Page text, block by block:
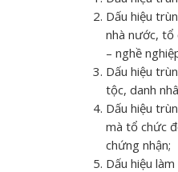
Dấu hiệu
nhà nước, tổ
– nghề
Dấu hiệu
tộc, danh
Dấu hiệu
mà tổ chức
chứng nhận;
Dấu hiệu